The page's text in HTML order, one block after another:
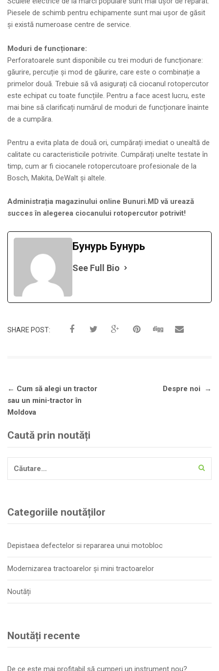
Piesele de schimb pentru echipamente sunt mai ușor de găsit
și există numeroase centre de service.
Moduri de funcționare:
Perforatoarele sunt disponibile cu trei moduri de funcționare:
găurire, percuție și mod de găurire, care este o combinație a
primelor două. Trebuie să vă asigurați că ciocanul rotopercutor
este echipat cu toate funcțiile. Pentru a face acest lucru, este
mai bine să clarificați numărul de moduri de funcționare înainte
de a cumpăra.
Pentru a evita plata de două ori, cumpărați imediat o unealtă de
calitate cu caracteristicile potrivite. Cumpărați unelte testate în
timp, cum ar fi ciocanele rotopercutoare profesionale de la
Bosch, Makita, DeWalt și altele.
Administrația magazinului online Bunuri.MD vă urează
succes în alegerea ciocanului rotopercutor potrivit!
Бунурь Бунурь
See Full Bio
SHARE POST:
Navigare
în
articole
← Cum să alegi un tractor
sau un mini-tractor în
Moldova
Despre noi →
Caută prin noutăți
Categoriile noutăților
Depistaea defectelor si repararea unui motobloc
Modernizarea tractoarelor și mini tractoarelor
Noutăți
Noutăți recente
De ce este mai profitabil să cumperi un instrument nou?